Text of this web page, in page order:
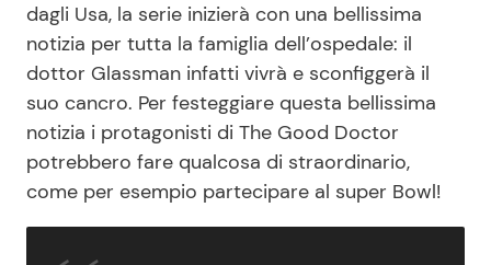
dagli Usa, la serie inizierà con una bellissima
notizia per tutta la famiglia dell’ospedale: il
dottor Glassman infatti vivrà e sconfiggerà il
suo cancro. Per festeggiare questa bellissima
notizia i protagonisti di The Good Doctor
potrebbero fare qualcosa di straordinario,
come per esempio partecipare al super Bowl!